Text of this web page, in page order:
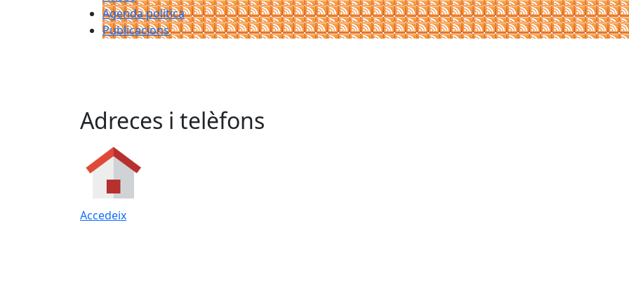
Agenda política
Publicacions
Adreces i telèfons
Accedeix